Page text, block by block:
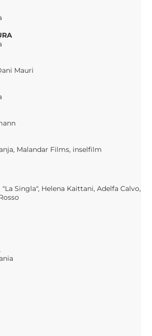
Mauri
Malandar Films, inselfilm
Singla", Helena Kaittani, Adelfa Calvo,